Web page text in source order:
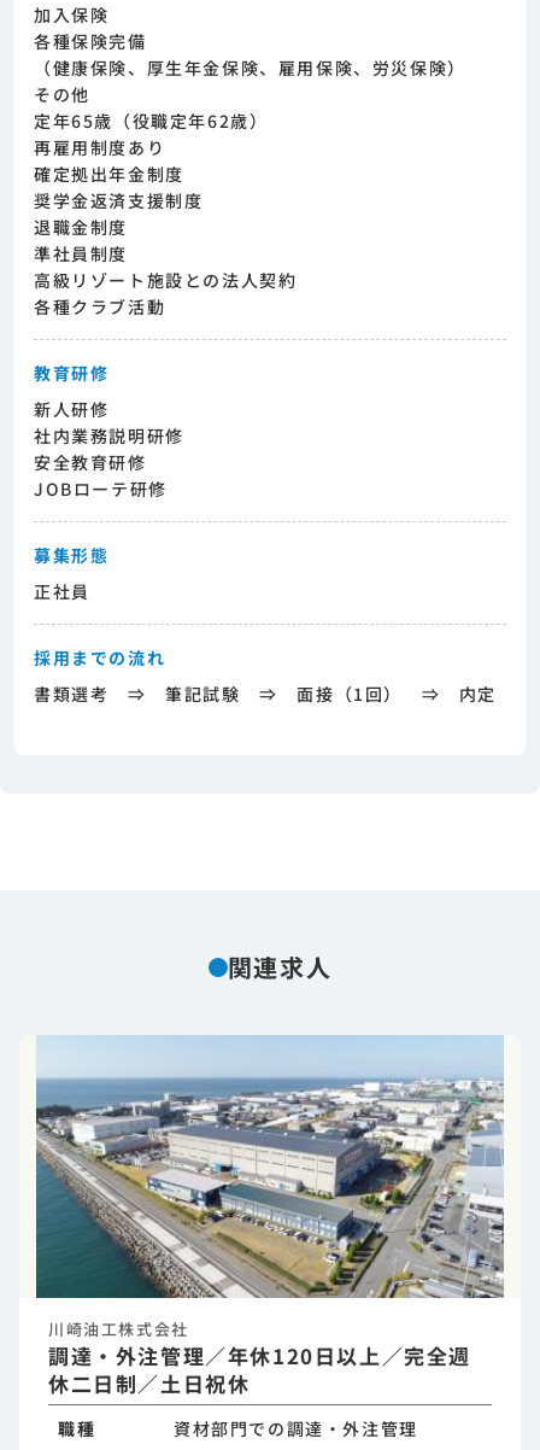
加入保険
各種保険完備
（健康保険、厚生年金保険、雇用保険、労災保険）
その他
定年65歳（役職定年62歳）
再雇用制度あり
確定拠出年金制度
奨学金返済支援制度
退職金制度
準社員制度
高級リゾート施設との法人契約
各種クラブ活動
教育研修
新人研修
社内業務説明研修
安全教育研修
JOBローテ研修
募集形態
正社員
採用までの流れ
書類選考 ⇒ 筆記試験 ⇒ 面接（1回） ⇒ 内定
関連求人
川崎油工株式会社
調達・外注管理／年休120日以上／完全週
休二日制／土日祝休
職種 資材部門での調達・外注管理